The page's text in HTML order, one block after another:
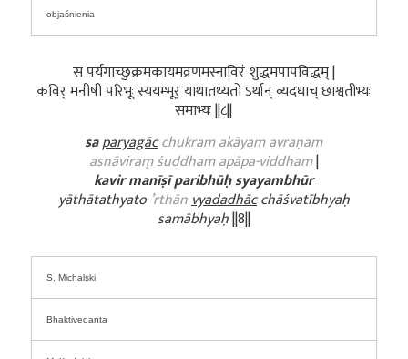
objaśnienia
स पर्यगाच्छुक्रमकायमव्रणमस्नाविरं शुद्धमपापविद्धम् |
कविर् मनीषी परिभूः स्ययम्भूर् याथातथ्यतो ऽर्थान् व्यदधाच् छाश्वतीभ्यः
समाभ्यः ||८||
saparyagācchukram akāyam avraṇam
asnāviraṃ śuddham apāpa-viddham|
kavir manīṣī paribhūḥ syayambhūr
yāthātathyato ’rthānvyadadhācchāśvatībhyaḥ
samābhyaḥ||8||
S. Michalski
Bhaktivedanta